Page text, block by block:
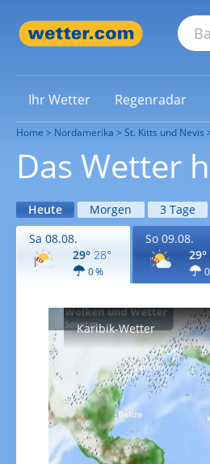
Ihr Wetter Regenradar
Home Nordamerika St. Kitts und Nevis
Das Wetter
Heute Morgen 3 Tage
Sa 08.08.
29° 28°
0 %
So 09.08.
29°
Karibik-Wetter